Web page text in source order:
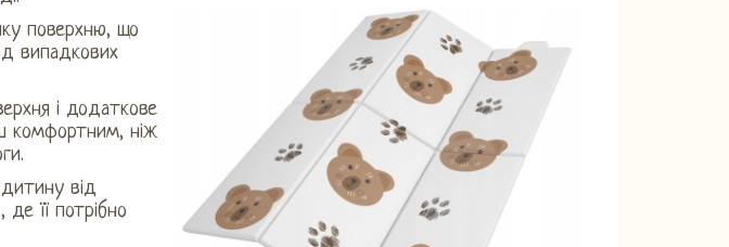
поверхню, що
випадкових
і додаткове
комфортним, ніж
від
її потрібно